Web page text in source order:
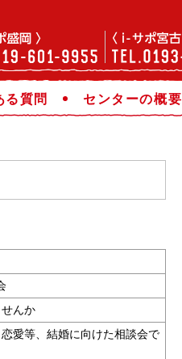
る質問 センターの概要
んか
愛等、結婚に向けた相談会で